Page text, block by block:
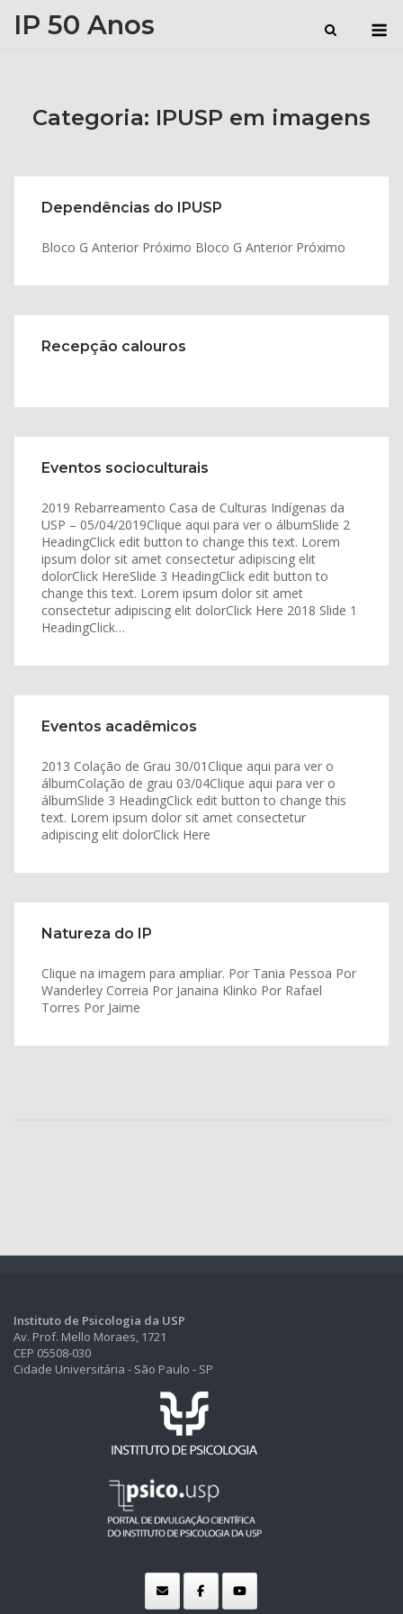
IP 50 Anos
Categoria: IPUSP em imagens
Dependências do IPUSP
Bloco G Anterior Próximo Bloco G Anterior Próximo
Recepção calouros
Eventos socioculturais
2019 Rebarreamento Casa de Culturas Indígenas da
USP – 05/04/2019Clique aqui para ver o álbumSlide 2
HeadingClick edit button to change this text. Lorem
ipsum dolor sit amet consectetur adipiscing elit
dolorClick HereSlide 3 HeadingClick edit button to
change this text. Lorem ipsum dolor sit amet
consectetur adipiscing elit dolorClick Here 2018 Slide 1
HeadingClick…
Eventos acadêmicos
2013 Colação de Grau 30/01Clique aqui para ver o
álbumColação de grau 03/04Clique aqui para ver o
álbumSlide 3 HeadingClick edit button to change this
text. Lorem ipsum dolor sit amet consectetur
adipiscing elit dolorClick Here
Natureza do IP
Clique na imagem para ampliar. Por Tania Pessoa Por
Wanderley Correia Por Janaina Klinko Por Rafael
Torres Por Jaime
Instituto de Psicologia da USP
Av. Prof. Mello Moraes, 1721
CEP 05508-030
Cidade Universitária - São Paulo - SP